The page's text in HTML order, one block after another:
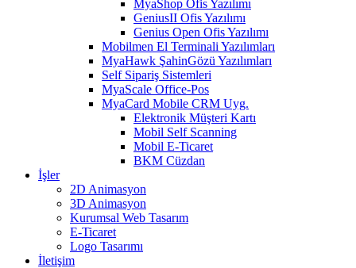
MyaShop Ofis Yazılımı
GeniusII Ofis Yazılımı
Genius Open Ofis Yazılımı
Mobilmen El Terminali Yazılımları
MyaHawk ŞahinGözü Yazılımları
Self Sipariş Sistemleri
MyaScale Office-Pos
MyaCard Mobile CRM Uyg.
Elektronik Müşteri Kartı
Mobil Self Scanning
Mobil E-Ticaret
BKM Cüzdan
İşler
2D Animasyon
3D Animasyon
Kurumsal Web Tasarım
E-Ticaret
Logo Tasarımı
İletişim